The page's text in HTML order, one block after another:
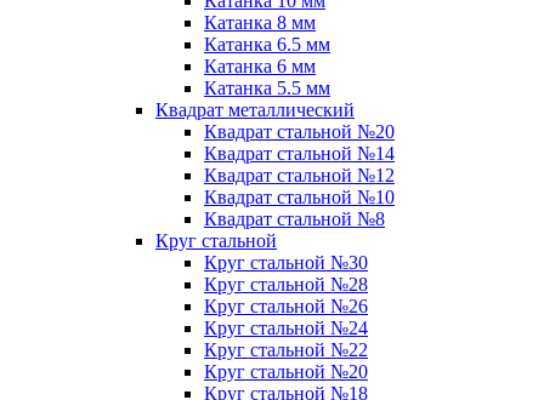
Катанка 8 мм
Катанка 6.5 мм
Катанка 6 мм
Катанка 5.5 мм
Квадрат металлический
Квадрат стальной №20
Квадрат стальной №14
Квадрат стальной №12
Квадрат стальной №10
Квадрат стальной №8
Круг стальной
Круг стальной №30
Круг стальной №28
Круг стальной №26
Круг стальной №24
Круг стальной №22
Круг стальной №20
Круг стальной №18